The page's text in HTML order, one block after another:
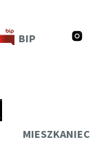
BIP
MIESZKANIEC